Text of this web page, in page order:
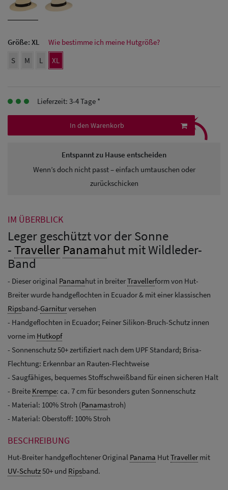
Herren
Baseball Cpas
Herren UV-
Schutz Caps
Herren
Sonnenschilder
& Visoren
Größe: XL
Wie bestimme ich meine Hutgröße?
S
M L XL
Lieferzeit: 3-4 Tage *
In den Warenkorb
Entspannt zu Hause entscheiden
Wenn’s doch nicht passt – einfach umtauschen oder
zurückschicken
⤹
IM ÜBERBLICK
Leger geschützt vor der Sonne
-Traveller Panamahut mit Wildleder-
Band
- Dieser original Panamahut in breiterTravellerform von Hut-
Breiter wurde handgeflochten in Ecuador & mit einer klassischen
Ripsband-Garniturversehen
- Handgeflochten in Ecuador; Feiner Silikon-Bruch-Schutz innen
vorne im Hutkopf
- Sonnenschutz 50+ zertifiziert nach dem UPF Standard; Brisa-
Flechtung: Erkennbar an Rauten-Flechtweise
- Saugfähiges, bequemes Stoffschweißband für einen sicheren Halt
- Breite Krempe: ca. 7 cm für besonders guten Sonnenschutz
- Material: 100% Stroh (Panamastroh)
- Material: Oberstoff: 100% Stroh
BESCHREIBUNG
Hut-Breiter handgeflochtener Original Panama HutTraveller mit
UV-Schutz50+ und Ripsband.